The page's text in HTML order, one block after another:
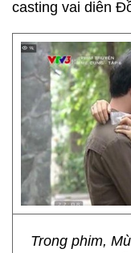
casting vai diễn
Trong phim,